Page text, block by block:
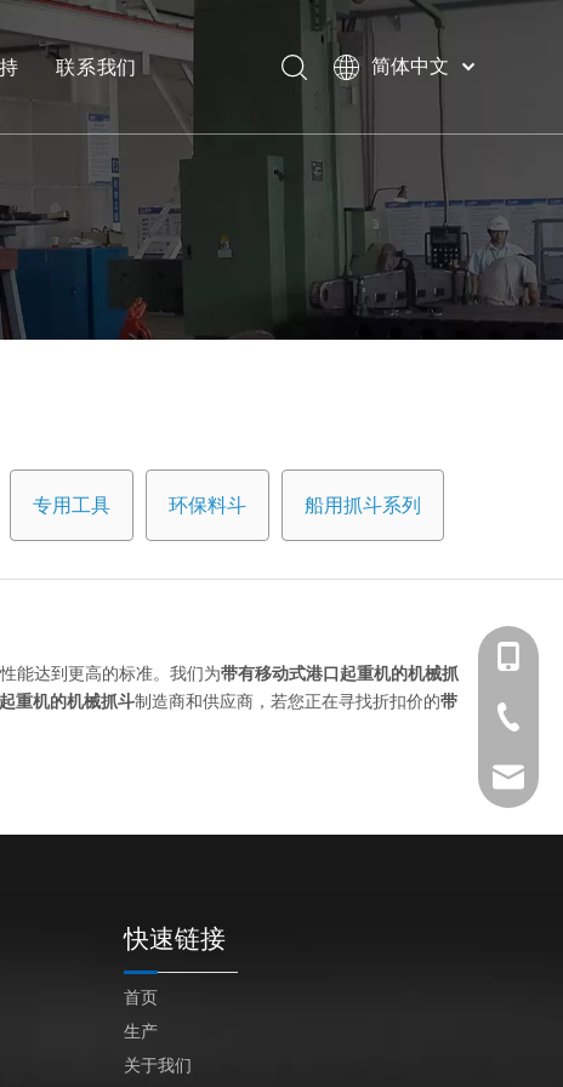
联系我们
简体中文
indonesia
Pусский
Français
العربية
English
专用工具 环保料斗 船用抓斗系列
能达到更高的标准。我们为带有移动式港口起重机的机械抓
重机的机械抓斗制造商和供应商，若您正在寻找折扣价的带
+86
+86
+86 189-
+86-
After-
快速链接
首页
生产
关于我们